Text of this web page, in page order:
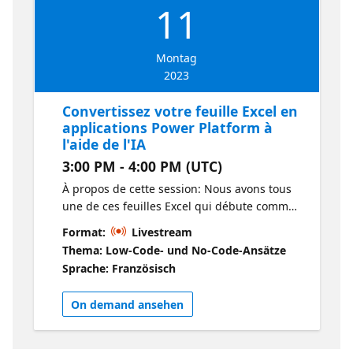
11
Montag
2023
Convertissez votre feuille Excel en
applications Power Platform à
l'aide de l'IA
3:00 PM - 4:00 PM (UTC)
À propos de cette session: Nous avons tous
une de ces feuilles Excel qui débute comme
un petit truc sans prétensions et deviennent
beaucoup trop volumineuses. Dans cette
session, nous utiliserons l'IA pour la
transformer en une Power App. À qui
s’adresse cette session? A tous les
utilisateurs d'Excel, qui ont des fichiers qui
sont devenu trop "important" Pourquoi
Format:
Livestream
Thema: Low-Code- und No-Code-Ansätze
Sprache: Französisch
On demand ansehen